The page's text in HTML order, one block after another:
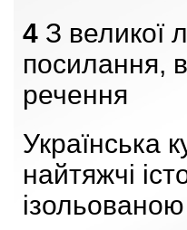
4 З великої
посилання,
речення
Українська
найтяжчі
ізольованою